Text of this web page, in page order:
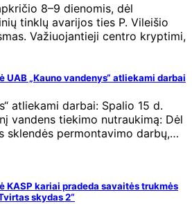
8–9 dienomis, dėl
tinklų avarijos ties P. Vileišio
Važiuojantieji centro kryptimi,
UAB „Kauno vandenys“ atliekami darbai
atliekami darbai: Spalio 15 d.
vandens tiekimo nutraukimą: Dėl
sklendės permontavimo darbų,…
KASP kariai pradeda savaitės trukmės
skydas 2“